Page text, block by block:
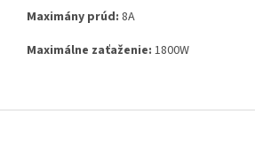
Maximány prúd: 8A
Maximálne zaťaženie: 1800W